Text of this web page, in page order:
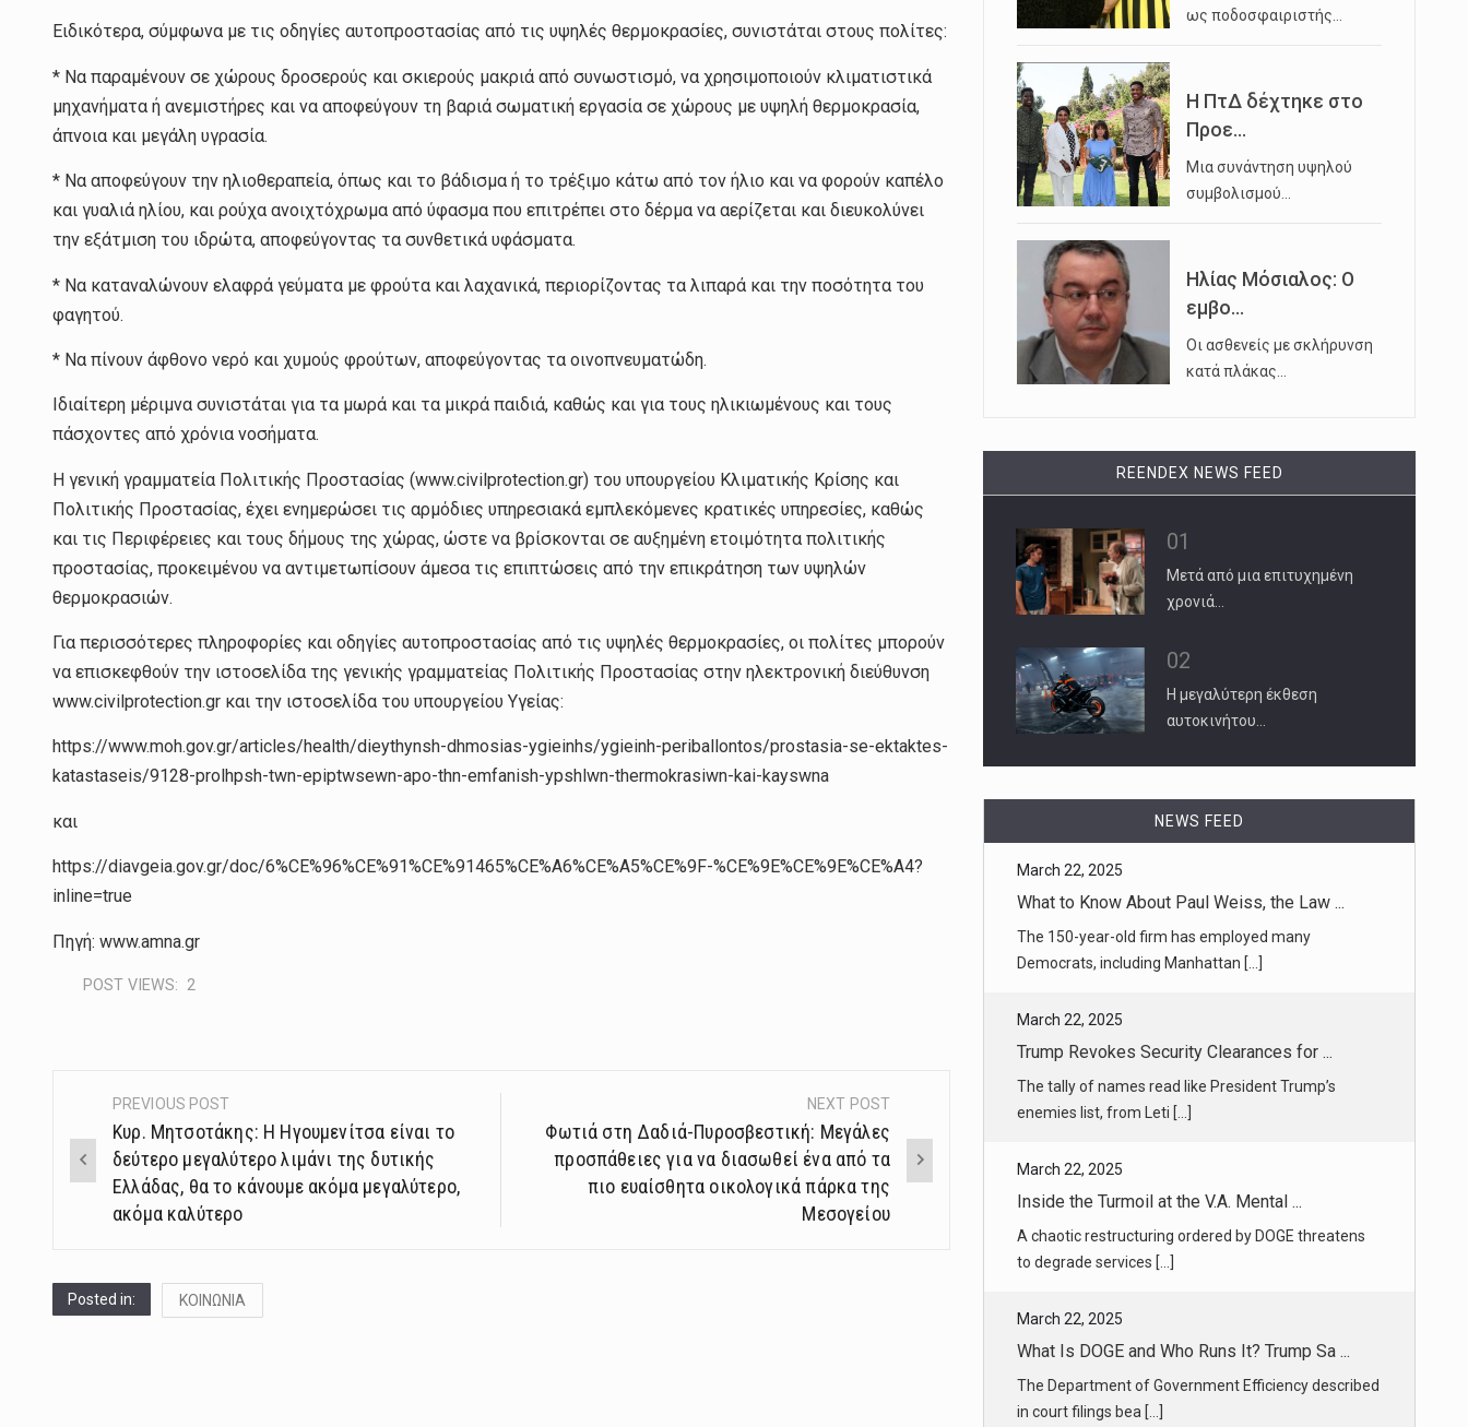
Ειδικότερα, σύμφωνα με τις οδηγίες αυτοπροστασίας από τις υψηλές θερμοκρασίες, συνιστάται στους πολίτες:
* Να παραμένουν σε χώρους δροσερούς και σκιερούς μακριά από συνωστισμό, να χρησιμοποιούν κλιματιστικά
μηχανήματα ή ανεμιστήρες και να αποφεύγουν τη βαριά σωματική εργασία σε χώρους με υψηλή θερμοκρασία,
άπνοια και μεγάλη υγρασία.
* Να αποφεύγουν την ηλιοθεραπεία, όπως και το βάδισμα ή το τρέξιμο κάτω από τον ήλιο και να φορούν καπέλο
και γυαλιά ηλίου, και ρούχα ανοιχτόχρωμα από ύφασμα που επιτρέπει στο δέρμα να αερίζεται και διευκολύνει
την εξάτμιση του ιδρώτα, αποφεύγοντας τα συνθετικά υφάσματα.
* Να καταναλώνουν ελαφρά γεύματα με φρούτα και λαχανικά, περιορίζοντας τα λιπαρά και την ποσότητα του
φαγητού.
* Να πίνουν άφθονο νερό και χυμούς φρούτων, αποφεύγοντας τα οινοπνευματώδη.
Ιδιαίτερη μέριμνα συνιστάται για τα μωρά και τα μικρά παιδιά, καθώς και για τους ηλικιωμένους και τους
πάσχοντες από χρόνια νοσήματα.
Η γενική γραμματεία Πολιτικής Προστασίας (www.civilprotection.gr) του υπουργείου Κλιματικής Κρίσης και
Πολιτικής Προστασίας, έχει ενημερώσει τις αρμόδιες υπηρεσιακά εμπλεκόμενες κρατικές υπηρεσίες, καθώς
και τις Περιφέρειες και τους δήμους της χώρας, ώστε να βρίσκονται σε αυξημένη ετοιμότητα πολιτικής
προστασίας, προκειμένου να αντιμετωπίσουν άμεσα τις επιπτώσεις από την επικράτηση των υψηλών
θερμοκρασιών.
Για περισσότερες πληροφορίες και οδηγίες αυτοπροστασίας από τις υψηλές θερμοκρασίες, οι πολίτες μπορούν
να επισκεφθούν την ιστοσελίδα της γενικής γραμματείας Πολιτικής Προστασίας στην ηλεκτρονική διεύθυνση
www.civilprotection.gr και την ιστοσελίδα του υπουργείου Υγείας:
https://www.moh.gov.gr/articles/health/dieythynsh-dhmosias-ygieinhs/ygieinh-periballontos/prostasia-se-ektaktes-
katastaseis/9128-prolhpsh-twn-epiptwsewn-apo-thn-emfanish-ypshlwn-thermokrasiwn-kai-kayswna
και
https://diavgeia.gov.gr/doc/6%CE%96%CE%91%CE%91465%CE%A6%CE%A5%CE%9F-%CE%9E%CE%9E%CE%A4?
inline=true
Πηγή: www.amna.gr
POST VIEWS: 2
Post
navigation
PREVIOUS POST
Κυρ. Μητσοτάκης: Η Ηγουμενίτσα είναι το
δεύτερο μεγαλύτερο λιμάνι της δυτικής
Ελλάδας, θα το κάνουμε ακόμα μεγαλύτερο,
ακόμα καλύτερο
NEXT POST
Φωτιά στη Δαδιά-Πυροσβεστική: Μεγάλες
προσπάθειες για να διασωθεί ένα από τα
πιο ευαίσθητα οικολογικά πάρκα της
Μεσογείου
Posted in: ΚΟΙΝΩΝΙΑ
ως ποδοσφαιριστής…
Η ΠτΔ δέχτηκε στο
Προε...
Μια συνάντηση υψηλού
συμβολισμού…
Ηλίας Μόσιαλος: Ο
εμβο...
Οι ασθενείς με σκλήρυνση
κατά πλάκας…
REENDEX NEWS FEED
01
Μετά από μια επιτυχημένη
χρονιά…
02
Η μεγαλύτερη έκθεση
αυτοκινήτου…
NEWS FEED
What to Know About Paul Weiss, the Law ...
The 150-year-old firm has employed many
Democrats, including Manhattan [...]
March 22, 2025
Trump Revokes Security Clearances for ...
enemies list, from Leti [...]
March 22, 2025
Inside the Turmoil at the V.A. Mental ...
to degrade services [...]
March 22, 2025
What Is DOGE and Who Runs It? Trump Sa ...
in court filings bea [...]
March 22, 2025
Elon Musk Returns to His Trump Playboo ...